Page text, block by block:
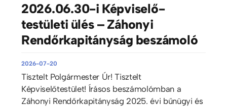
2026.06.30-i Képviselő-
testületi ülés – Záhonyi
Rendőrkapitányság beszámoló
2026-07-20
Tisztelt Polgármester Úr! Tisztelt
Képviselőtestület! Írásos beszámolómban a
Záhonyi Rendőrkapitányság 2025. évi bűnügyi és